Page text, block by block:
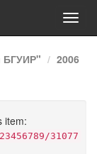
БГУИР"
2006
item:
31077